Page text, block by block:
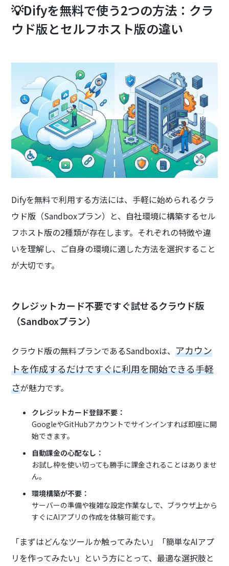
💡Difyを無料で使う2つの方法：クラ
ウド版とセルフホスト版の違い
Difyを無料で利用する方法には、手軽に始められるクラ
ウド版（Sandboxプラン）と、自社環境に構築するセル
フホスト版の2種類が存在します。それぞれの特徴や違
いを理解し、ご自身の環境に適した方法を選択すること
が大切です。
クレジットカード不要ですぐ試せるクラウド版
（Sandboxプラン）
クラウド版の無料プランであるSandboxは、アカウン
トを作成するだけですぐに利用を開始できる手軽
さが魅力です。
クレジットカード登録不要：
GoogleやGitHubアカウントでサインインすれば即座に開
始できます。
自動課金の心配なし：
お試し枠を使い切っても勝手に課金されることはありませ
ん。
環境構築が不要：
サーバーの準備や複雑な設定作業なしで、ブラウザ上から
すぐにAIアプリの作成を体験可能です。
「まずはどんなツールか触ってみたい」「簡単なAIアプ
リを作ってみたい」という方にとって、最適な選択肢と